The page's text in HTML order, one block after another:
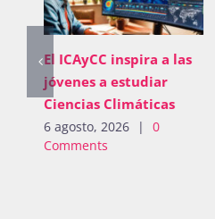
El ICAyCC inspira a las
jóvenes a estudiar
Ciencias Climáticas
6 agosto, 2026 |
0
Comments